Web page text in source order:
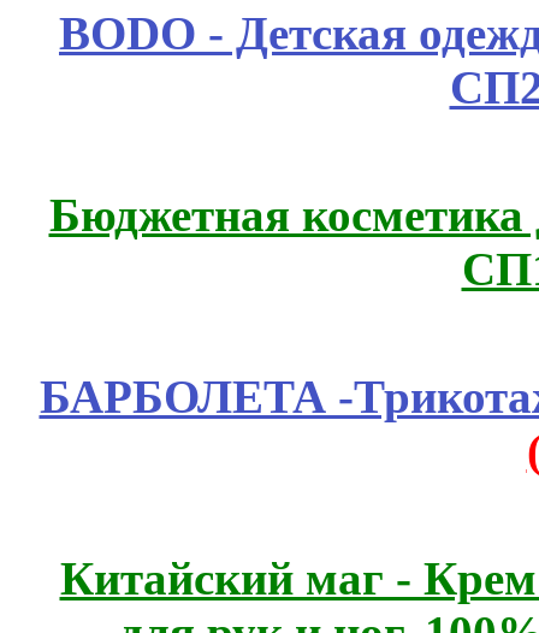
BODO - Детская
Бюджетная косметика
БАРБОЛЕТА -
Китайский маг -